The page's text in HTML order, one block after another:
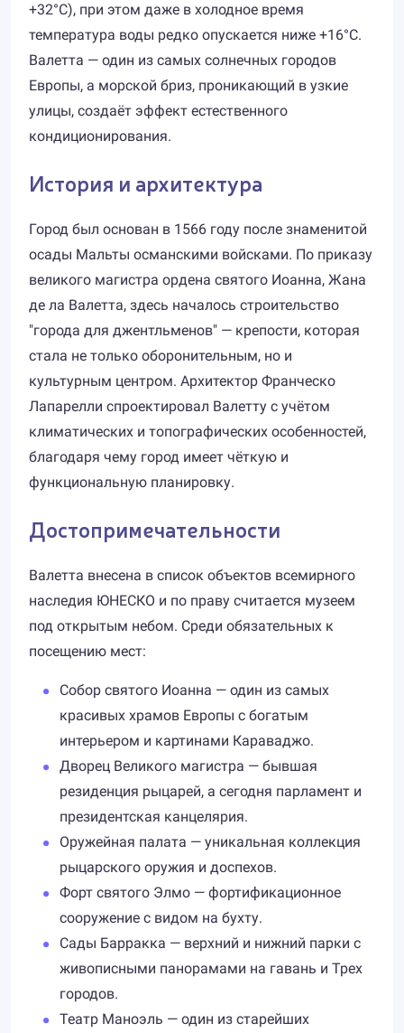
+32°C), при этом даже в холодное время
температура воды редко опускается ниже +16°C.
Валетта — один из самых солнечных городов
Европы, а морской бриз, проникающий в узкие
улицы, создаёт эффект естественного
кондиционирования.
История и архитектура
Город был основан в 1566 году после знаменитой
осады Мальты османскими войсками. По приказу
великого магистра ордена святого Иоанна, Жана
де ла Валетта, здесь началось строительство
"города для джентльменов" — крепости, которая
стала не только оборонительным, но и
культурным центром. Архитектор Франческо
Лапарелли спроектировал Валетту с учётом
климатических и топографических особенностей,
благодаря чему город имеет чёткую и
функциональную планировку.
Достопримечательности
Валетта внесена в список объектов всемирного
наследия ЮНЕСКО и по праву считается музеем
под открытым небом. Среди обязательных к
посещению мест:
Собор святого Иоанна — один из самых
красивых храмов Европы с богатым
интерьером и картинами Караваджо.
Дворец Великого магистра — бывшая
резиденция рыцарей, а сегодня парламент и
президентская канцелярия.
Оружейная палата — уникальная коллекция
рыцарского оружия и доспехов.
Форт святого Элмо — фортификационное
сооружение с видом на бухту.
Сады Барракка — верхний и нижний парки с
живописными панорамами на гавань и Трех
городов.
Театр Маноэль — один из старейших